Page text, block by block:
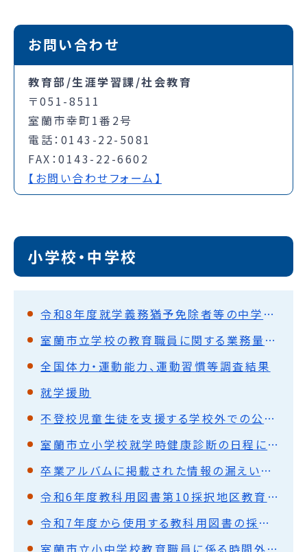
お問い合わせ
教育部/生涯学習課/社会教育
〒051-8511
室蘭市幸町1番2号
電話：0143-22-5081
FAX：0143-22-6602
【お問い合わせフォーム】
小学校・中学校
令和8年度就学義務猶予免除者等の中学校卒業程度認定試験の実施について
室蘭市立学校の教育職員に関する業務量管理・健康確保措置実施計画の策定について
全国体力・運動能力、運動習慣等調査結果
就学援助
不登校児童生徒を支援する学校外での公的機関 及び 民間機関における相談・指導・学習に関するガイドライン【不登校ガイドライン】
室蘭市立小学校就学時健康診断の日程について
卒業アルバムに掲載された情報の漏えいのおそれについて
令和6年度教科用図書第10採択地区教育委員会協議会
令和7年度から使用する教科用図書の採択について
室蘭市立小中学校教育職員に係る時間外在校等時間（超過時間）について